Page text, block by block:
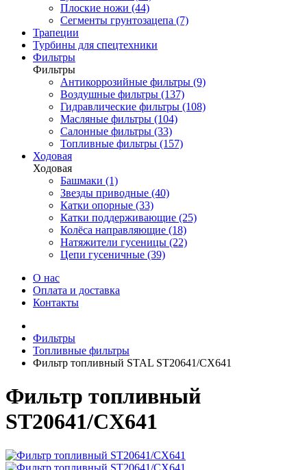
Плоские ножи (44)
Сегменты грунтозацепа (7)
Трапеции
Турбины для спецтехники
Фильтры
Фильтры
Антикоррозийные фильтры (9)
Воздушные фильтры (137)
Гидравлические фильтры (108)
Масляные фильтры (104)
Салонные фильтры (33)
Топливные фильтры (157)
Ходовая
Ходовая
Башмаки (1)
Звезды приводные (40)
Катки опорные (33)
Катки поддерживающие (25)
Колёса направляющие (18)
Натяжители гусеницы (22)
Цепи гусеничные (39)
О нас
Оплата и доставка
Контакты
Фильтры
Топливные фильтры
Фильтр топливный STAL ST20641/CX641
Фильтр топливный
ST20641/CX641